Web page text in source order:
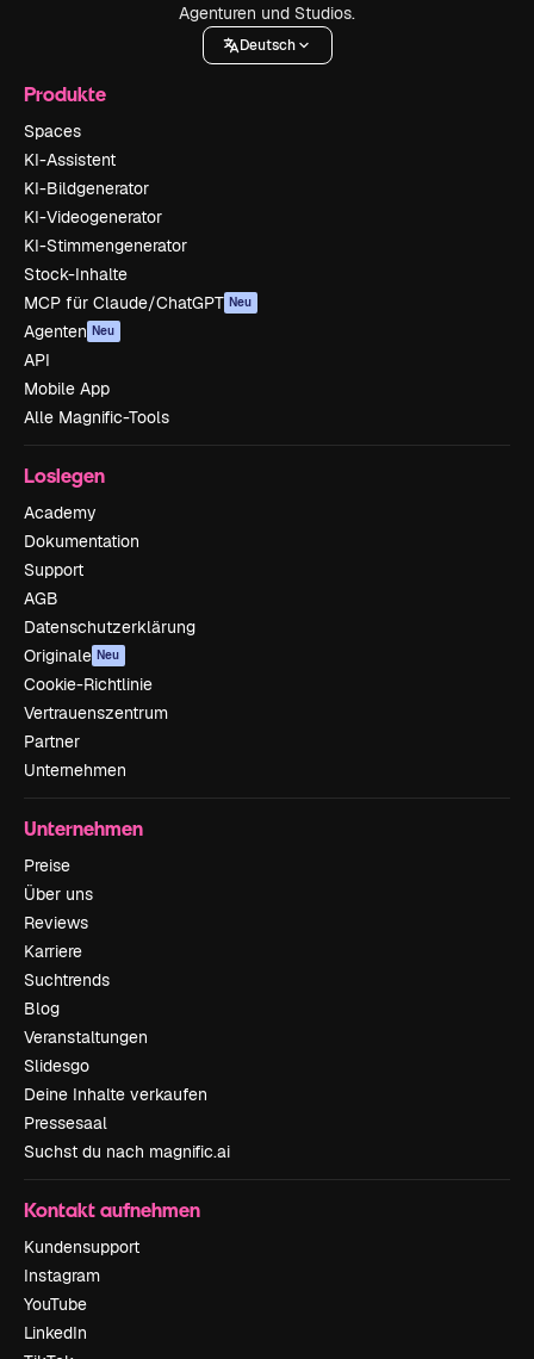
Agenturen und Studios.
Deutsch
Produkte
Spaces
KI-Assistent
KI-Bildgenerator
KI-Videogenerator
KI-Stimmengenerator
Stock-Inhalte
MCP für Claude/ChatGPT Neu
Agenten Neu
API
Mobile App
Alle Magnific-Tools
Loslegen
Academy
Dokumentation
Support
AGB
Datenschutzerklärung
Originale Neu
Cookie-Richtlinie
Vertrauenszentrum
Partner
Unternehmen
Unternehmen
Preise
Über uns
Reviews
Karriere
Suchtrends
Blog
Veranstaltungen
Slidesgo
Deine Inhalte verkaufen
Pressesaal
Suchst du nach magnific.ai
Kontakt aufnehmen
Kundensupport
Instagram
YouTube
LinkedIn